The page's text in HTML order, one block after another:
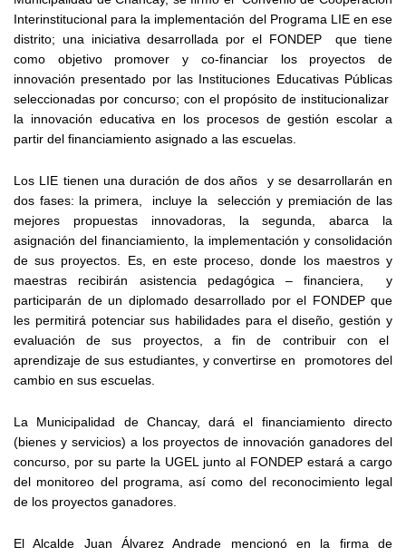
Interinstitucional para la implementación del Programa LIE en ese
distrito; una iniciativa desarrollada por el FONDEP que tiene
como objetivo promover y co-financiar los proyectos de
innovación presentado por las Instituciones Educativas Públicas
seleccionadas por concurso; con el propósito de institucionalizar
la innovación educativa en los procesos de gestión escolar a
partir del financiamiento asignado a las escuelas.
Los LIE tienen una duración de dos años y se desarrollarán en
dos fases: la primera, incluye la selección y premiación de las
mejores propuestas innovadoras, la segunda, abarca la
asignación del financiamiento, la implementación y consolidación
de sus proyectos. Es, en este proceso, donde los maestros y
maestras recibirán asistencia pedagógica – financiera, y
participarán de un diplomado desarrollado por el FONDEP que
les permitirá potenciar sus habilidades para el diseño, gestión y
evaluación de sus proyectos, a fin de contribuir con el
aprendizaje de sus estudiantes, y convertirse en promotores del
cambio en sus escuelas.
La Municipalidad de Chancay, dará el financiamiento directo
(bienes y servicios) a los proyectos de innovación ganadores del
concurso, por su parte la UGEL junto al FONDEP estará a cargo
del monitoreo del programa, así como del reconocimiento legal
de los proyectos ganadores.
El Alcalde Juan Álvarez Andrade mencionó en la firma de